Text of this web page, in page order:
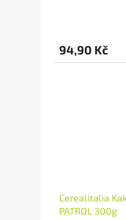
94,90 Kč
Cerealitalia
PATROL 300g